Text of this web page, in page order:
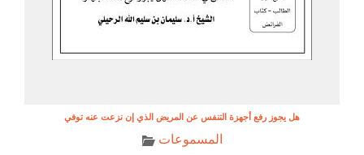
هل يجوز رفع أجهزة التنفس عن المريض الذي إن نزعت عنه توفي
المسموعات